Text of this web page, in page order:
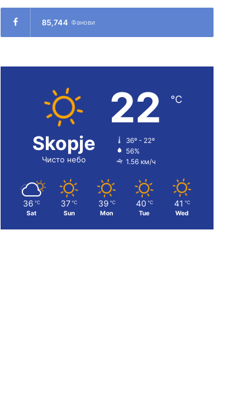
85,744 Фанови
Skopje
Чисто небо
22 ℃
36º - 22º
56%
1.56 км/ч
36 ℃
Sat
37 ℃
Sun
39 ℃
Mon
40 ℃
Tue
41 ℃
Wed